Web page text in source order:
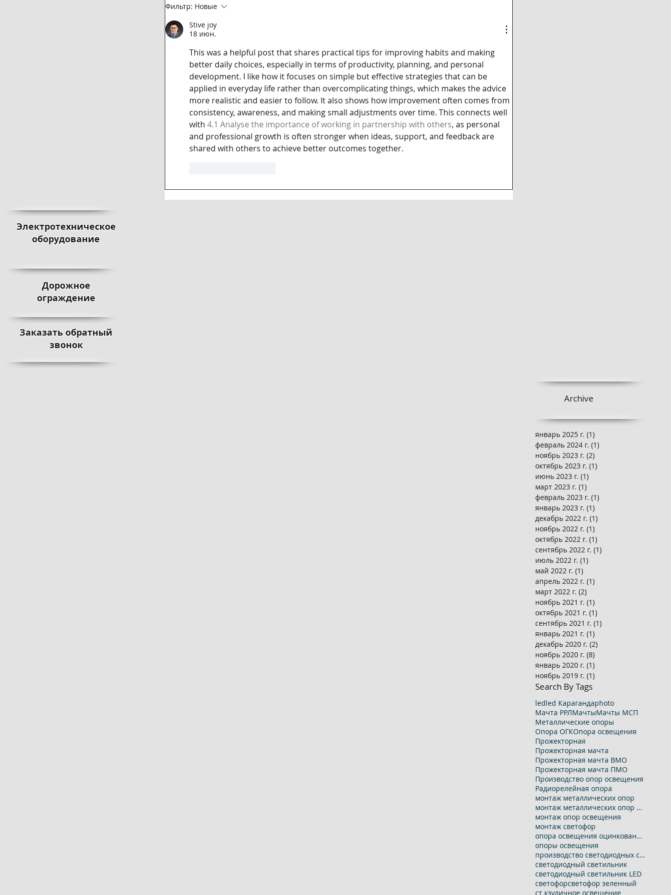
Электротехническое
оборудование
Дорожное
ограждение
Заказать обратный
звонок
Фильтр: Новые
Stive joy
18 июн.
This was a helpful post that shares practical tips for improving habits and making
better daily choices, especially in terms of productivity, planning, and personal
development. I like how it focuses on simple but effective strategies that can be
applied in everyday life rather than overcomplicating things, which makes the advice
more realistic and easier to follow. It also shows how improvement often comes from
consistency, awareness, and making small adjustments over time. This connects well
with 4.1 Analyse the importance of working in partnership with others, as personal
and professional growth is often stronger when ideas, support, and feedback are
shared with others to achieve better outcomes together.
Archive
январь 2025 г. (1)
февраль 2024 г. (1)
ноябрь 2023 г. (2)
октябрь 2023 г. (1)
июнь 2023 г. (1)
март 2023 г. (1)
февраль 2023 г. (1)
январь 2023 г. (1)
декабрь 2022 г. (1)
ноябрь 2022 г. (1)
октябрь 2022 г. (1)
сентябрь 2022 г. (1)
июль 2022 г. (1)
май 2022 г. (1)
апрель 2022 г. (1)
март 2022 г. (2)
ноябрь 2021 г. (1)
октябрь 2021 г. (1)
сентябрь 2021 г. (1)
январь 2021 г. (1)
декабрь 2020 г. (2)
ноябрь 2020 г. (8)
январь 2020 г. (1)
ноябрь 2019 г. (1)
Search By Tags
ledled Карагандаphoto
Мачта РРЛМачтыМачты МСП
Металлические опоры
Опора ОГКОпора освещения
Прожекторная
Прожекторная мачта
Прожекторная мачта ВМО
Прожекторная мачта ПМО
Производство опор освещения
Радиорелейная опора
монтаж металлических опор
монтаж металлических опор освещения
монтаж опор освещения
монтаж светофор
опора освещения оцинкованная
опоры освещения
производство светодиодных светильников
светодиодный светильник
светодиодный светильник LED
светофорсветофор зеленный
ст кзуличное освещение